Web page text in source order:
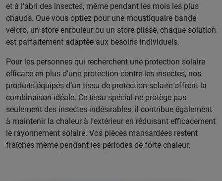
et à l’abri des insectes, même pendant les mois les plus
chauds. Que vous optiez pour une moustiquaire bande
velcro, un store enrouleur ou un store plissé, chaque solution
est parfaitement adaptée aux besoins individuels.
Pour les personnes qui recherchent une protection solaire
efficace en plus d’une protection contre les insectes, nos
produits équipés d’un tissu de protection solaire offrent la
combinaison idéale. Ce tissu spécial ne protège pas
seulement des insectes indésirables, il contribue également
à maintenir la chaleur à l'extérieur en réduisant efficacement
le rayonnement solaire. Vos pièces mansardées restent
fraîches même pendant les périodes de forte chaleur.